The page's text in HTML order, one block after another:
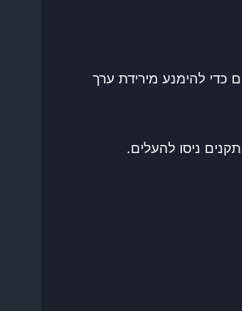
כדי להימנע מירידת ערך
ניסו להעלים.